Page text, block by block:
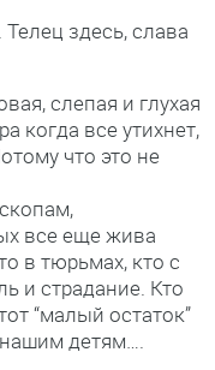
здесь, слава
слепая и глухая
когда все утихнет,
что это не
все еще жива
в тюрьмах, кто с
и страдание. Кто
“малый остаток”
детям….